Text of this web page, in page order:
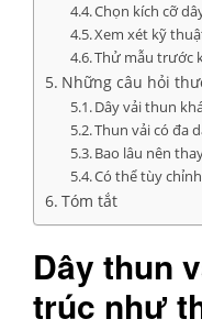
Chọn kích cỡ
Xem xét kỹ
Thử mẫu trước
Những câu hỏi
Dây vải thun
Thun vải có đa
Bao lâu nên
Có thể tùy
Tóm tắt
Dây thun
trúc như